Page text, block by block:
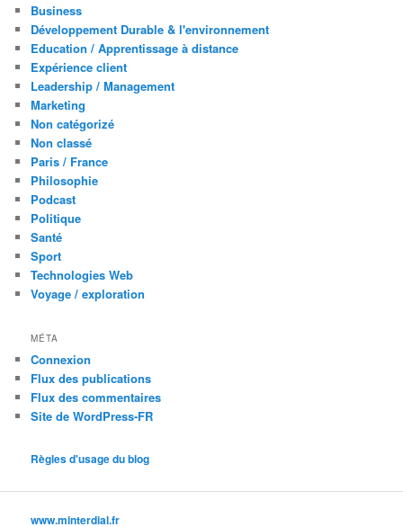
Business
Développement Durable & l'environnement
Education / Apprentissage à distance
Expérience client
Leadership / Management
Marketing
Non catégorizé
Non classé
Paris / France
Philosophie
Podcast
Politique
Santé
Sport
Technologies Web
Voyage / exploration
MÉTA
Connexion
Flux des publications
Flux des commentaires
Site de WordPress-FR
Règles d'usage du blog
www.minterdial.fr